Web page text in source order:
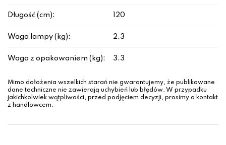
Długość (cm): 120
Waga lampy (kg): 2.3
Waga z opakowaniem (kg): 3.3
Mimo dołożenia wszelkich starań nie gwarantujemy, że publikowane
dane techniczne nie zawierają uchybień lub błędów. W przypadku
jakichkolwiek wątpliwości, przed podjęciem decyzji, prosimy o kontakt
z handlowcem.